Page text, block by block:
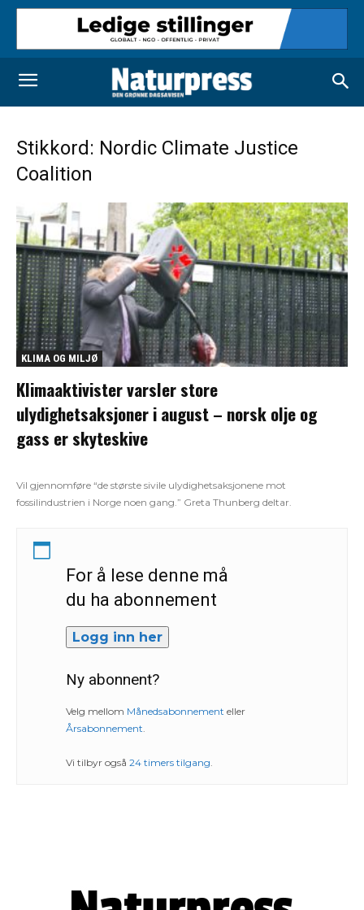
Stikkord: Nordic Climate Justice
Coalition
KLIMA OG MILJØ
Klimaaktivister varsler store
ulydighetsaksjoner i august – norsk olje og
gass er skyteskive
Vil gjennomføre “de største sivile ulydighetsaksjonene mot
fossilindustrien i Norge noen gang.” Greta Thunberg deltar.
For å lese denne må
du ha abonnement
Logg inn her
Ny abonnent?
Velg mellom Månedsabonnement eller
Årsabonnement
Vi tilbyr også 24 timers tilgang